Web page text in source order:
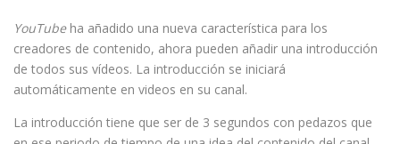
YouTubeha añadido una nueva característica para los
creadores de contenido, ahora pueden añadir una introducción
de todos sus vídeos. La introducción se iniciará
automáticamente en videos en su canal.
La introducción tiene que ser de 3 segundos con pedazos que